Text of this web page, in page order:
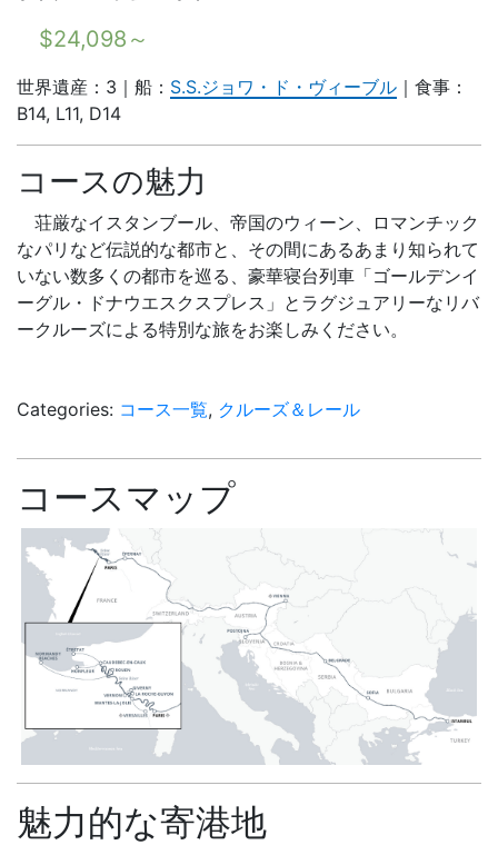
$24,098 ～
世界遺産：3｜船： S.S.ジョワ・ド・ヴィーブル ｜食事：
B14, L11, D14
コースの魅力
荘厳なイスタンブール、帝国のウィーン、ロマンチック
なパリなど伝説的な都市と、その間にあるあまり知られて
いない数多くの都市を巡る、豪華寝台列車「ゴールデンイ
ーグル・ドナウエスクスプレス」とラグジュアリーなリバ
ークルーズによる特別な旅をお楽しみください。
Categories: コース一覧, クルーズ＆レール
コースマップ
魅力的な寄港地